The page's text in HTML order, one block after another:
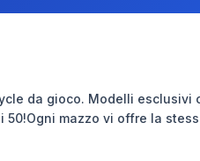
da gioco. Modelli esclusivi
mazzo vi offre la